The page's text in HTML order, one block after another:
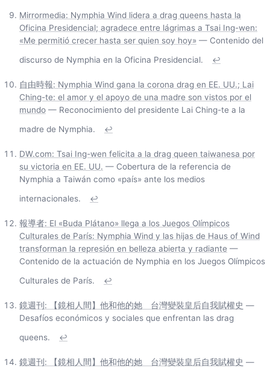
Mirrormedia: Nymphia Wind lidera a drag queens hasta la
Oficina Presidencial; agradece entre lágrimas a Tsai Ing-wen:
«Me permitió crecer hasta ser quien soy hoy» — Contenido del
discurso de Nymphia en la Oficina Presidencial.
↩
自由時報: Nymphia Wind gana la corona drag en EE. UU.; Lai
Ching-te: el amor y el apoyo de una madre son vistos por el
mundo — Reconocimiento del presidente Lai Ching-te a la
madre de Nymphia.
↩
DW.com: Tsai Ing-wen felicita a la drag queen taiwanesa por
su victoria en EE. UU. — Cobertura de la referencia de
Nymphia a Taiwán como «país» ante los medios
internacionales.
↩
報導者: El «Buda Plátano» llega a los Juegos Olímpicos
Culturales de París: Nymphia Wind y las hijas de Haus of Wind
transforman la represión en belleza abierta y radiante —
Contenido de la actuación de Nymphia en los Juegos Olímpicos
Culturales de París.
↩
鏡週刊: 【鏡相人間】他和他的她 台灣變裝皇后自我賦權史 —
Desafíos económicos y sociales que enfrentan las drag
queens.
↩
鏡週刊: 【鏡相人間】他和他的她 台灣變裝皇后自我賦權史 —